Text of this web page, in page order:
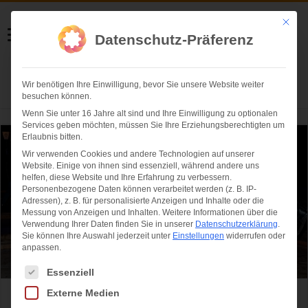
Helmut Swoboda
Fotografie
Herzlich willkommen
Angermaier Eisstock-WM in Tracht bot
Mit
Datenschutz-Präferenz
Wir benötigen Ihre Einwilligung, bevor Sie unsere Website weiter
besuchen können.
Wenn Sie unter 16 Jahre alt sind und Ihre Einwilligung zu optionalen
Services geben möchten, müssen Sie Ihre Erziehungsberechtigten um
Erlaubnis bitten.
Wir verwenden Cookies und andere Technologien auf unserer
Website. Einige von ihnen sind essenziell, während andere uns
helfen, diese Website und Ihre Erfahrung zu verbessern.
Personenbezogene Daten können verarbeitet werden (z. B. IP-
Adressen), z. B. für personalisierte Anzeigen und Inhalte oder die
Messung von Anzeigen und Inhalten. Weitere Informationen über die
Verwendung Ihrer Daten finden Sie in unserer Datenschutzerklärung.
Sie können Ihre Auswahl jederzeit unter Einstellungen widerrufen oder
anpassen.
Es folgt eine Liste der Service-Gruppen, für die eine Einwilligung
Essenziell
Externe Medien